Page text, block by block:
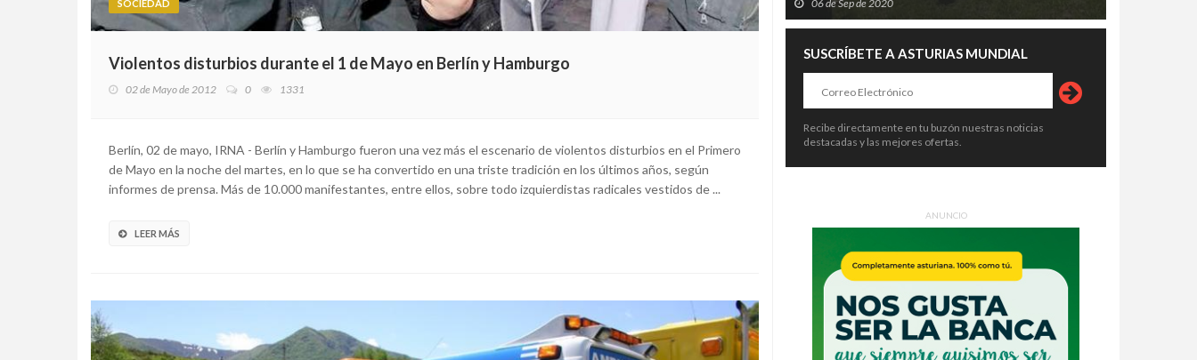
SOCIEDAD
Violentos disturbios durante el 1 de Mayo en Berlín y Hamburgo
02 de Mayo de 2012 0 1331
Berlín, 02 de mayo, IRNA - Berlín y Hamburgo fueron una vez más el escenario de violentos disturbios en el Primero
de Mayo en la noche del martes, en lo que se ha convertido en una triste tradición en los últimos años, según
informes de prensa. Más de 10.000 manifestantes, entre ellos, sobre todo izquierdistas radicales vestidos de ...
LEER MÁS
06 de Sep de 2020
SUSCRÍBETE A ASTURIAS MUNDIAL
Recibe directamente en tu buzón nuestras noticias
destacadas y las mejores ofertas.
ANUNCIO